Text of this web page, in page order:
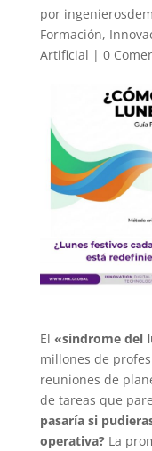
por
Formación,
Artificial | 0
El «síndrome del
millones de
reuniones de
de tareas que
pasaría si
operativa?La